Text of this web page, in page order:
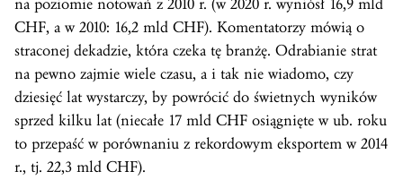
na poziomie notowań z 2010 r. (w 2020 r. wyniósł 16,9 mld
CHF, a w 2010: 16,2 mld CHF). Komentatorzy mówią o
straconej dekadzie, która czeka tę branżę. Odrabianie strat
na pewno zajmie wiele czasu, a i tak nie wiadomo, czy
dziesięć lat wystarczy, by powrócić do świetnych wyników
sprzed kilku lat (niecałe 17 mld CHF osiągnięte w ub. roku
to przepaść w porównaniu z rekordowym eksportem w 2014
r., tj. 22,3 mld CHF).